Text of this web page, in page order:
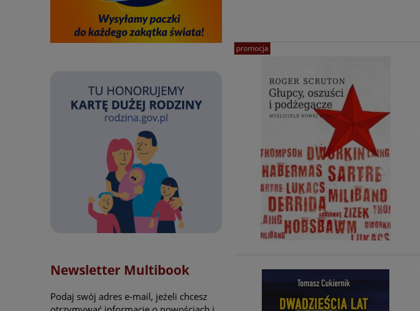
Newsletter Multibook
Podaj swój adres e-mail, jeżeli chcesz
promocja